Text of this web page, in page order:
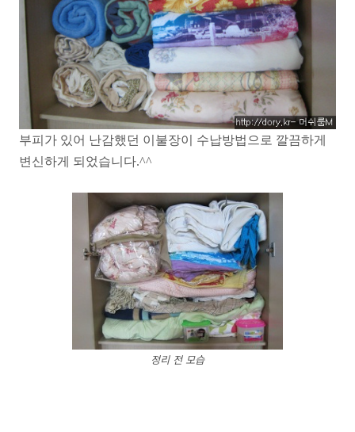
부피가 있어 난감했던 이불장이 수납방법으로 깔끔하게
변신하게 되었습니다.^^
정리 전 모습